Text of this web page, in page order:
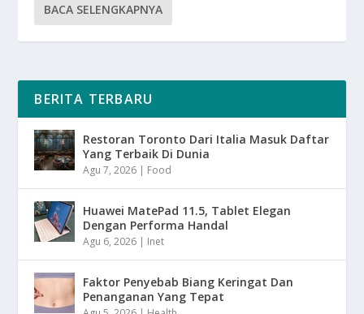
BACA SELENGKAPNYA
BERITA TERBARU
Restoran Toronto Dari Italia Masuk Daftar
Yang Terbaik Di Dunia
Agu 7, 2026 | Food
Huawei MatePad 11.5, Tablet Elegan
Dengan Performa Handal
Agu 6, 2026 | Inet
Faktor Penyebab Biang Keringat Dan
Penanganan Yang Tepat